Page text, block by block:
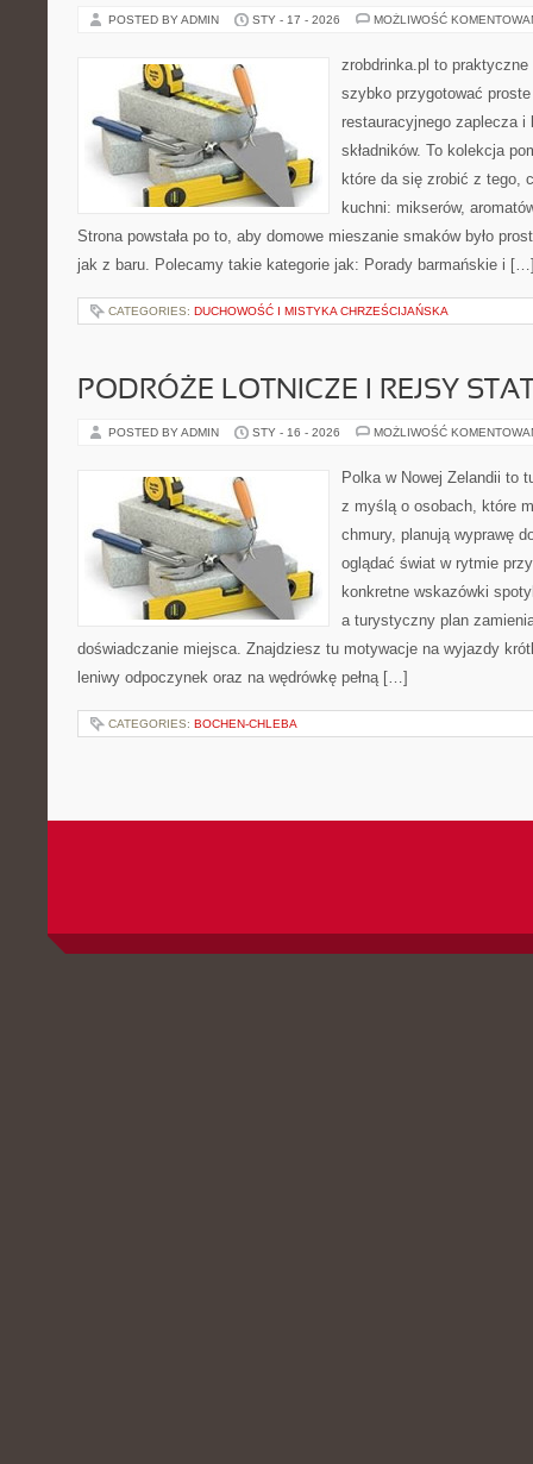
POSTED BY ADMIN STY - 17 - 2026 MOŻLIWOŚĆ
zrobdrinka.pl to
szybko przygotować
restauracyjnego zaplecza
składników. To kolekcja
które da się zrobić z tego,
kuchni: mikserów,
Strona powstała po to, aby domowe mieszanie smaków było
jak z baru. Polecamy takie kategorie jak: Porady barmańskie i
CATEGORIES: DUCHOWOŚĆ I MISTYKA CHRZEŚCIJAŃSKA
PODRÓŻE LOTNICZE I REJSY
POSTED BY ADMIN STY - 16 - 2026 MOŻLIWOŚĆ
Polka w Nowej Zelandii to
z myślą o osobach, które
chmury, planują wyprawę
oglądać świat w rytmie
konkretne wskazówki
a turystyczny plan
doświadczanie miejsca. Znajdziesz tu motywacje na wyjazdy
leniwy odpoczynek oraz na wędrówkę pełną […]
CATEGORIES: BOCHEN-CHLEBA